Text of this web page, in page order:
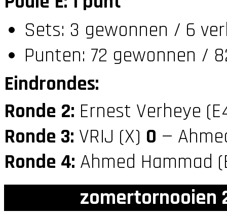
Sets: 3 gewonnen / 6
Punten: 72 gewonnen /
Eindrondes:
Ronde 2: Ernest Verheye
Ronde 3: VRIJ (X) 0 —
Ronde 4: Ahmed Hammad
zomertornooien